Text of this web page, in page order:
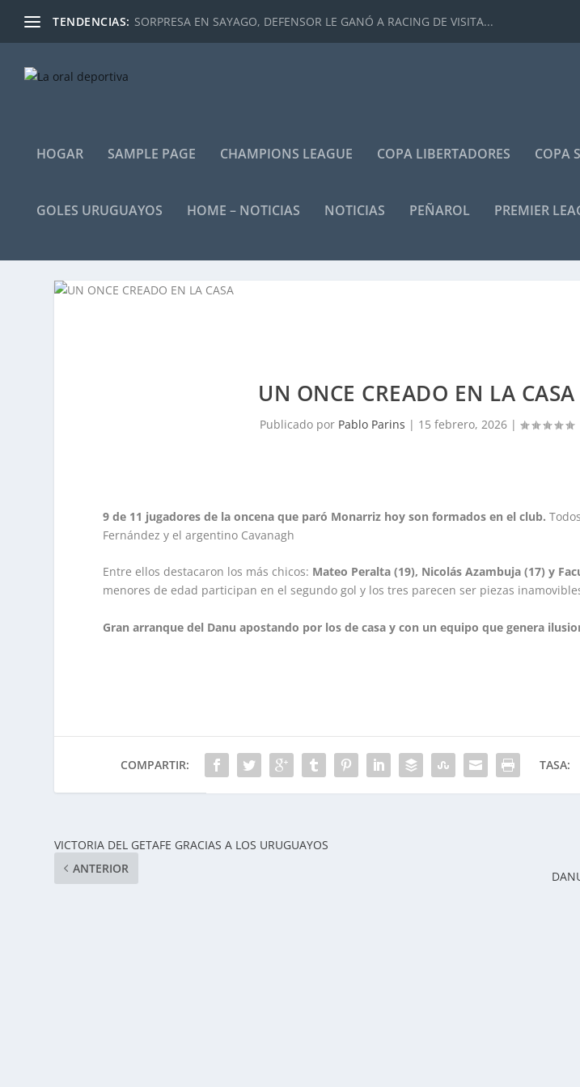
TENDENCIAS: SORPRESA EN SAYAGO, DEFENSOR LE GANÓ A RACING DE VISITA...
HOGAR SAMPLE PAGE CHAMPIONS LEAGUE COPA LIBERTADORES COPA
GOLES URUGUAYOS HOME – NOTICIAS NOTICIAS PEÑAROL PREMIER
UN ONCE CREADO EN LA CASA
Publicado por Pablo Parins | 15 febrero, 2026|
9 de 11 jugadores de la oncena que paró Monarriz hoy son formados en el club.
Fernández y el argentino Cavanagh
Entre ellos destacaron los más chicos: Mateo Peralta (19), Nicolás Azambuja (17) y
menores de edad participan en el segundo gol y los tres parecen ser piezas
Gran arranque del Danu apostando por los de casa y con un equipo que genera
COMPARTIR: TASA:
VICTORIA DEL GETAFE GRACIAS A LOS URUGUAYOS
ANTERIOR